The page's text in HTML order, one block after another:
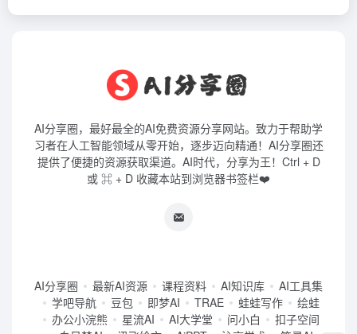
AI分享圈，最好最全的AI免费资源分享网站。致力于帮助学
习者在人工智能领域从零开始，逐步迈向精通！AI分享圈还
提供了便捷的资源获取渠道。AI时代，分享为王！Ctrl + D
或 ⌘ + D 收藏本站到浏览器书签栏❤️
AI分享圈 最新AI资源 课程资料 AI知识库
AI工具集
学吧导航
豆包 即梦AI TRAE 蛙蛙写作
绘蛙
办公小浣熊
星流AI AI大学堂 问小白
扣子空间